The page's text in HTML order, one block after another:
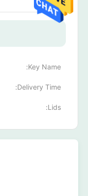
Key Name:
Delivery Time:
Lids: